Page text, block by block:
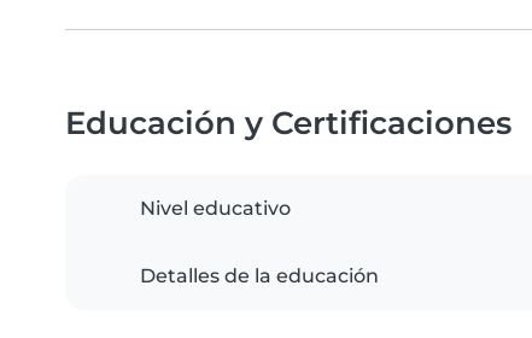
Educación y Certificaciones
Nivel educativo
Detalles de la educación